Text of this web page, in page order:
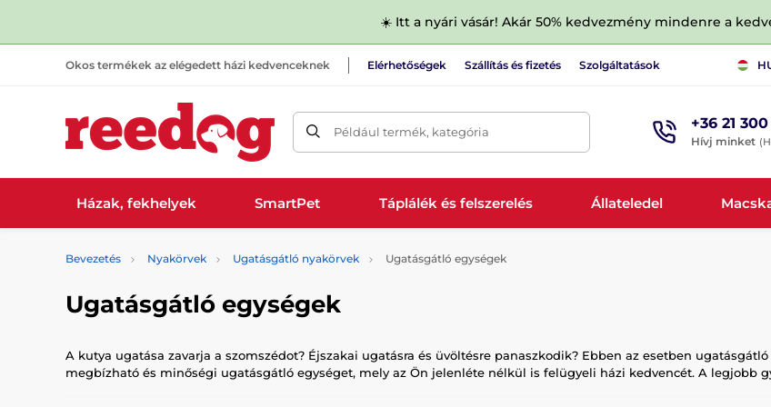
☀️ Itt a nyári vásár! Akár 50% kedvezmény mindenre a
Okos termékek az elégedett házi kedvenceknek Elérhetőségek Szállítás és fizetés Szolgáltatások
Például termék, kategória +36 21
Hívj minket
Házak, fekhelyek SmartPet Táplálék és felszerelés Állateledel
Bevezetés Nyakörvek Ugatásgátló nyakörvek Ugatásgátló egységek
Ugatásgátló egységek
A kutya ugatása zavarja a szomszédot? Éjszakai ugatásra és üvöltésre panaszkodik? Ebben az esetben
megbízható és minőségi ugatásgátló egységet, mely az Ön jelenléte nélkül is felügyeli házi kedvencét. A legjobb